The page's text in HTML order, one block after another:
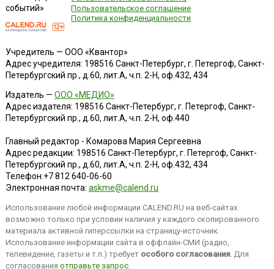
событий»
Пользовательское соглашение
Политика конфиденциальности
Учредитель — ООО «Квантор»
Адрес учредителя: 198516 Санкт-Петербург, г. Петергоф, Санкт-
Петербургский пр., д.60, лит.А, ч.п. 2-Н, оф.432, 434
Издатель — ООО «МЕДИО»
Адрес издателя: 198516 Санкт-Петербург, г. Петергоф, Санкт-
Петербургский пр., д.60, лит.А, ч.п. 2-Н, оф.440
Главный редактор - Комарова Мария Сергеевна
Адрес редакции: 198516 Санкт-Петербург, г. Петергоф, Санкт-
Петербургский пр., д.60, лит.А, ч.п. 2-Н, оф.432, 434
Телефон:+7 812 640-06-60
Электронная почта: askme@calend.ru
Использование любой информации CALEND.RU на веб-сайтах
возможно только при условии наличия у каждого скопированного
материала активной гиперссылки на страницу-источник.
Использование информации сайта в оффлайн-СМИ (радио,
телевидение, газеты и т.п.) требует особого согласования. Для
согласования отправьте запрос.